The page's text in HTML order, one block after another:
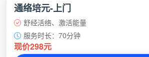
通络培元-上门
舒经活络、激活能量
服务时长：70分钟
现价298元